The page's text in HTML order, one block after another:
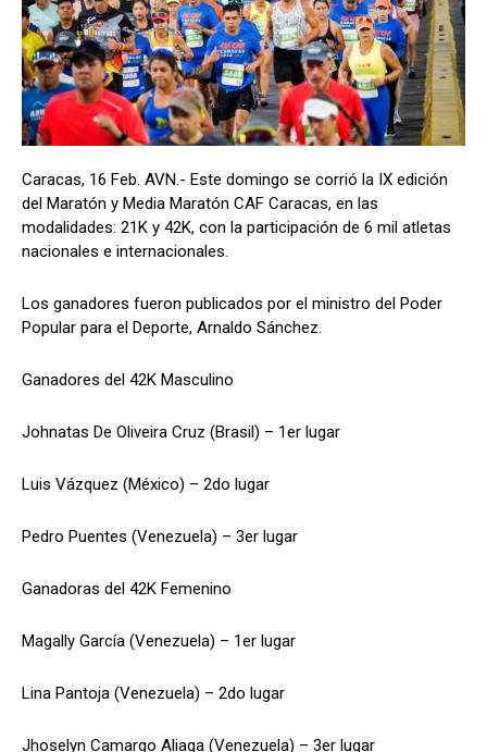
Caracas, 16 Feb. AVN.- Este domingo se corrió la IX edición
del Maratón y Media Maratón CAF Caracas, en las
modalidades: 21K y 42K, con la participación de 6 mil atletas
nacionales e internacionales.
Los ganadores fueron publicados por el ministro del Poder
Popular para el Deporte, Arnaldo Sánchez.
Ganadores del 42K Masculino
Johnatas De Oliveira Cruz (Brasil) – 1er lugar
Luis Vázquez (México) – 2do lugar
Pedro Puentes (Venezuela) – 3er lugar
Ganadoras del 42K Femenino
Magally García (Venezuela) – 1er lugar
Lina Pantoja (Venezuela) – 2do lugar
Jhoselyn Camargo Aliaga (Venezuela) – 3er lugar